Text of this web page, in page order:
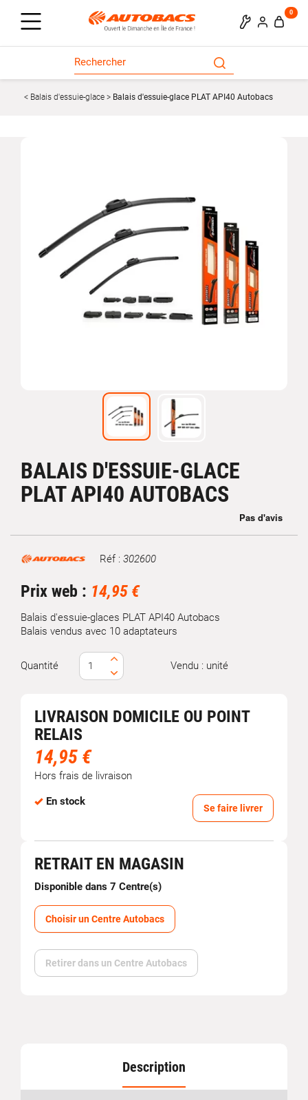
0
Balais d'essuie-glace Balais d'essuie-glace PLAT API40 Autobacs
BALAIS D'ESSUIE-GLACE
PLAT API40 AUTOBACS
Marque Réf : 302600
Prix web : 14,95 €
Balais d'essuie-glaces PLAT API40 Autobacs
Balais vendus avec 10 adaptateurs
Quantité Vendu : unité
LIVRAISON DOMICILE OU POINT
RELAIS
14,95 €
Hors frais de livraison
En stock
Se faire livrer
RETRAIT EN MAGASIN
Disponible dans 7 Centre(s)
Choisir un Centre Autobacs
Retirer dans un Centre Autobacs
Description